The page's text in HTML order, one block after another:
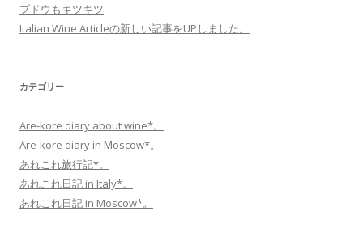
ブドウもキツキツ
Italian Wine Articleの新しい記事をUPしました。
カテゴリー
Are-kore diary about wine*。
Are-kore diary in Moscow*。
あれこれ旅行記*。
あれこれ日記 in Italy*。
あれこれ日記 in Moscow*。